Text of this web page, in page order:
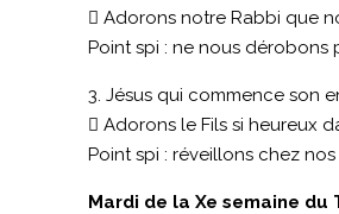
 Adorons notre Rabbi que
Point spi : ne nous
3. Jésus qui commence son
 Adorons le Fils si heureux
Point spi : réveillons chez
Mardi de la Xe semaine du